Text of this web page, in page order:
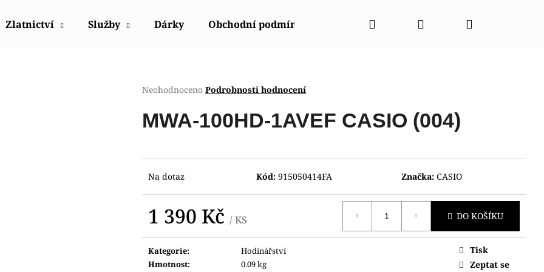
Zlatnictví Služby Dárky Obchodní podmínky Napište nám Kontakty
Hledat PřihlášeníNákupní
Průměrné
produktu
je
5
Neohodnoceno Podrobnosti hodnocení
MWA-100HD-1AVEF CASIO (004)
Na dotaz Kód: 915050414FA Značka:CASIO
1 390 Kč / KS DO KOŠÍKU
Kategorie:
Hodinářství
Hmotnost:
0.09 kg
Tisk
Zeptat se
HLEDAT
HODINKY ORIENT RABA0002E30B